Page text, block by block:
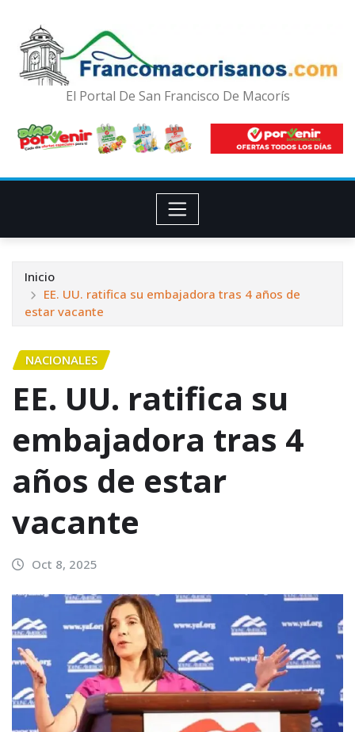
El Portal De San Francisco De Macorís
Inicio
EE. UU. ratifica su embajadora tras 4 años de
estar vacante
NACIONALES
EE. UU. ratifica su
embajadora tras 4
años de estar
vacante
Oct 8, 2025